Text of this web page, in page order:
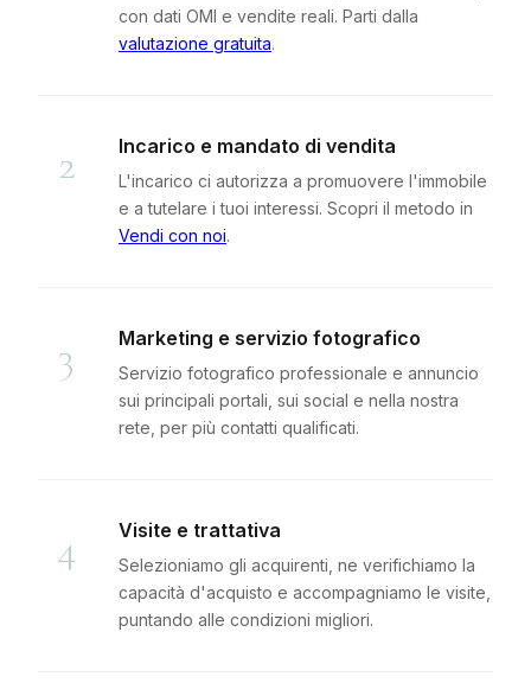
con dati OMI e vendite reali. Parti dalla
valutazione gratuita.
2 Incarico e mandato di vendita
L'incarico ci autorizza a promuovere l'immobile
e a tutelare i tuoi interessi. Scopri il metodo in
Vendi con noi.
3 Marketing e servizio fotografico
Servizio fotografico professionale e annuncio
sui principali portali, sui social e nella nostra
rete, per più contatti qualificati.
4 Visite e trattativa
Selezioniamo gli acquirenti, ne verifichiamo la
capacità d'acquisto e accompagniamo le visite,
puntando alle condizioni migliori.